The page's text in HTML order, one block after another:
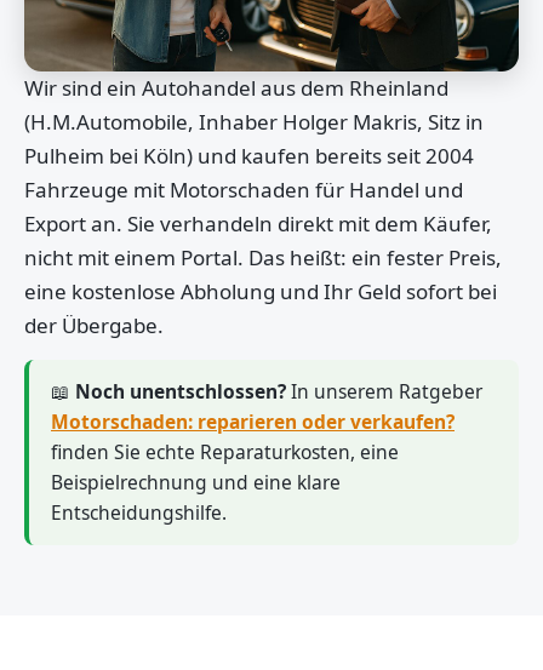
Wir sind ein Autohandel aus dem Rheinland
(H.M.Automobile, Inhaber Holger Makris, Sitz in
Pulheim bei Köln) und kaufen bereits seit 2004
Fahrzeuge mit Motorschaden für Handel und
Export an. Sie verhandeln direkt mit dem Käufer,
nicht mit einem Portal. Das heißt: ein fester Preis,
eine kostenlose Abholung und Ihr Geld sofort bei
der Übergabe.
📖 Noch unentschlossen?In unserem Ratgeber
Motorschaden: reparieren oder verkaufen?
finden Sie echte Reparaturkosten, eine
Beispielrechnung und eine klare
Entscheidungshilfe.